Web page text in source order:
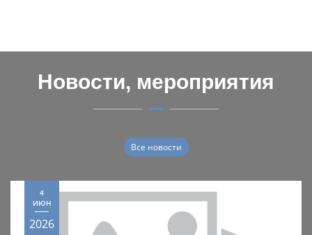
Новости, мероприятия
Все новости
4
ИЮН
2026